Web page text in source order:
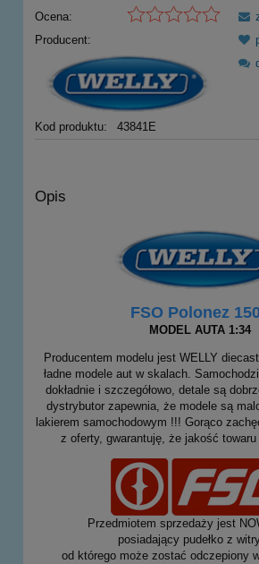
Ocena:
Producent:
Kod produktu: 43841E
Opis
FSO Polonez
MODEL AUTA 1:34
Producentem modelu jest WELLY
ładne modele aut w skalach.
dokładnie i szczegółowo, detale są
dystrybutor zapewnia, że modele są
lakierem samochodowym !!! Gorąco
z oferty, gwarantuję, że jakość
Przedmiotem sprzedaży jest
posiadający pudełko z
od którego może zostać odczepiony